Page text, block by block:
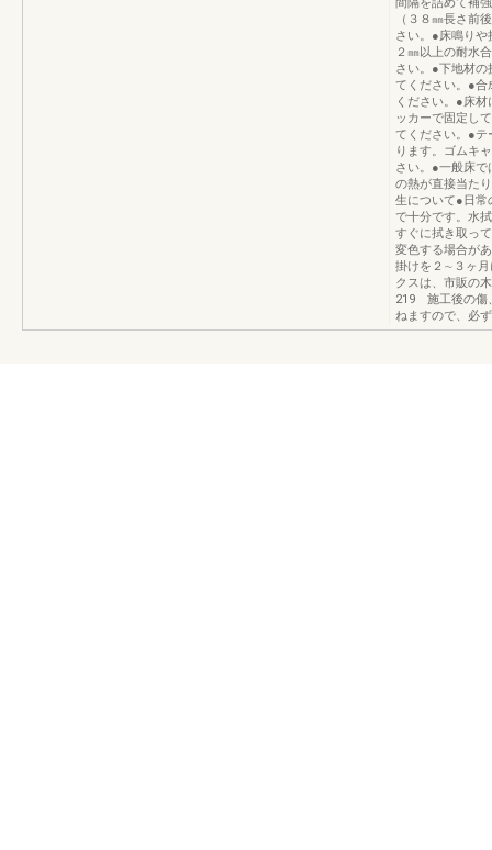
（３８㎜長さ前
さい。●床鳴りや
２㎜以上の耐水
さい。●下地材の
てください。●合
ください。●床
ッカーで固定し
てください。●テ
ります。ゴムキ
さい。●一般床で
の熱が直接当た
生について●日常
で十分です。水
すぐに拭き取っ
変色する場合が
掛けを２∼３ヶ月
クスは、市販の
219 施工後の傷
ねますので、必